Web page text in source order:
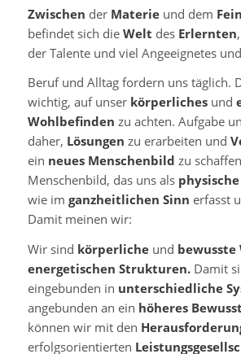
Zwischen der Materieund dem
befindet sich die Welt des Erlernten
der Talente und viel Angeeignetes
Beruf und Alltag fordern uns täglich.
wichtig, auf unser körperlichesund
Wohlbefinden zu achten. Aufgabe
daher, Lösungen zu erarbeiten und
ein neues Menschenbild zu
Menschenbild, das uns als
wie im ganzheitlichen Sinn erfasst
Damit meinen wir:
Wir sind körperlicheund bewusste
energetischen Strukturen.Damit
eingebunden in unterschiedliche
angebunden an ein höheres
können wir mit den
erfolgsorientierten